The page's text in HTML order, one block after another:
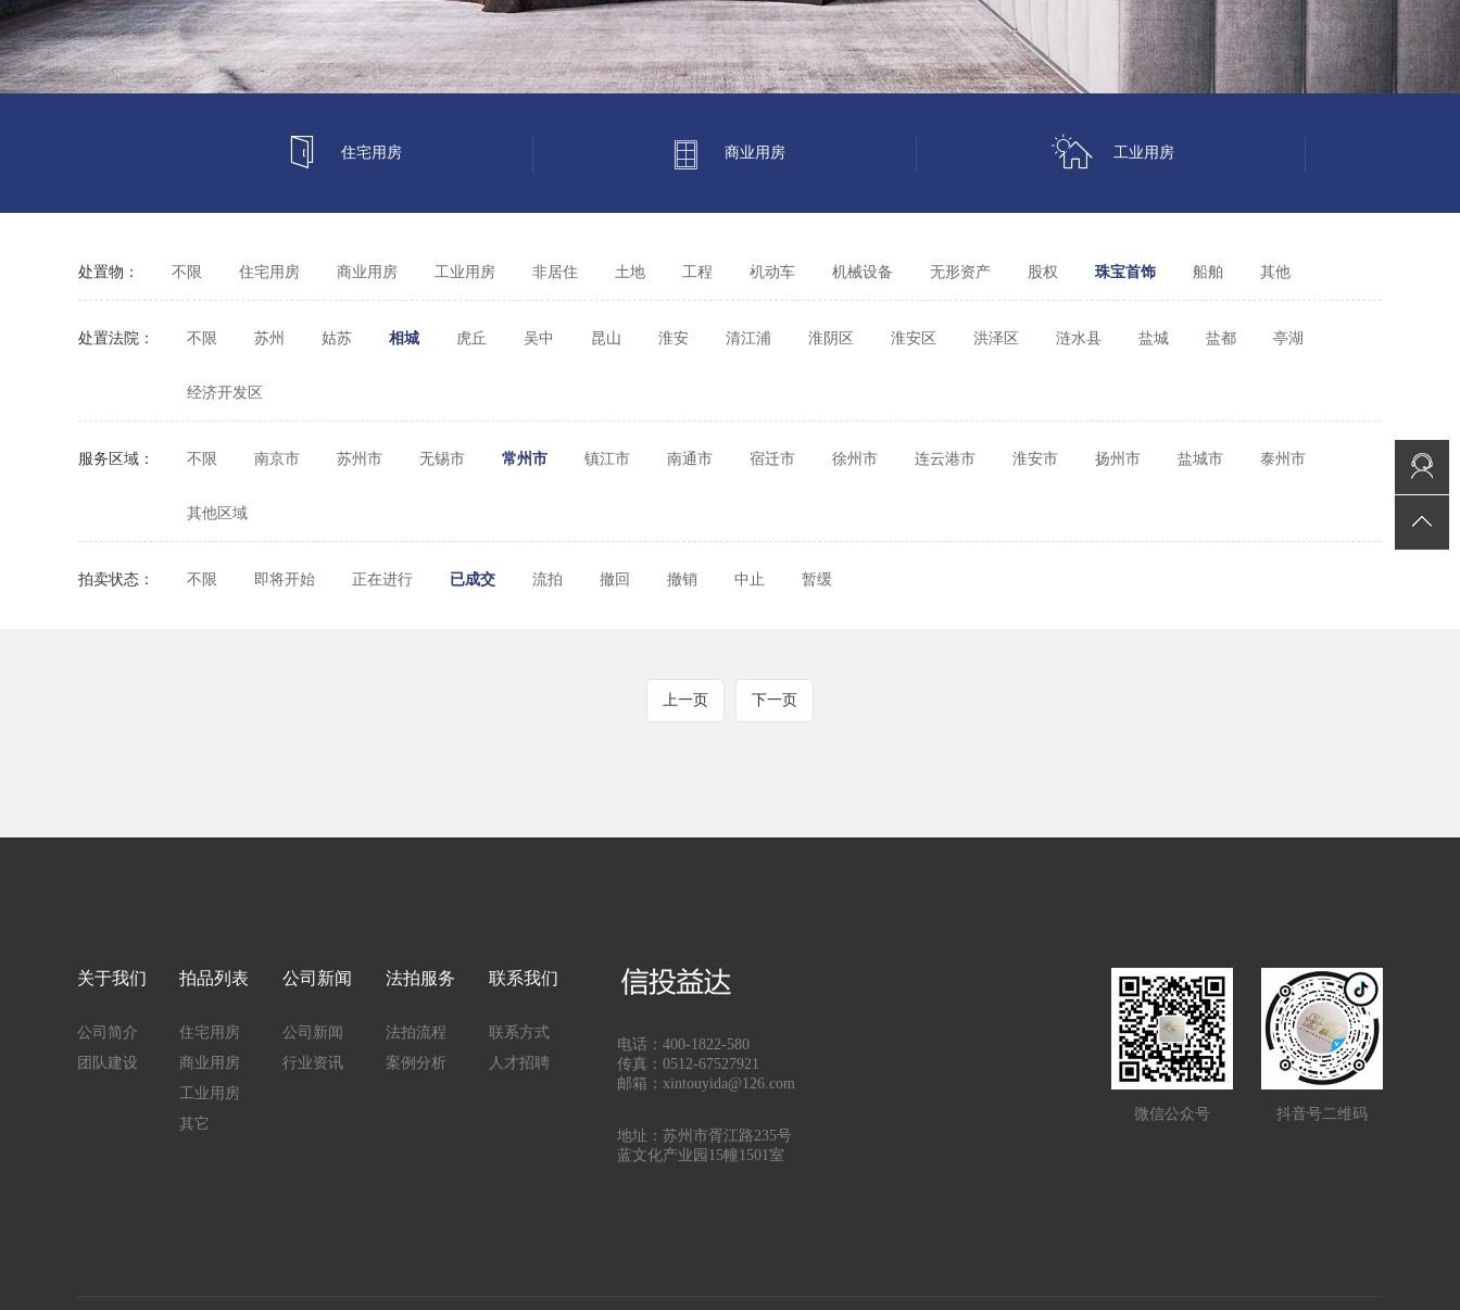
住宅用房 商业用房 工业用房
其它
处置物： 不限 住宅用房 商业用房 工业用房 非居住 土地 工程 机动车 机械设备 无形资产 股权 珠宝首饰 船舶 其他
处置法院： 不限 苏州 姑苏 相城 虎丘 吴中 昆山 淮安 清江浦 淮阴区 淮安区 洪泽区 涟水县 盐城 盐都 亭湖
经济开发区
服务区域： 不限 南京市 苏州市 无锡市 常州市 镇江市 南通市 宿迁市 徐州市 连云港市 淮安市 扬州市 盐城市 泰州市
其他区域
拍卖状态： 不限 即将开始 正在进行 已成交 流拍 撤回 撤销 中止 暂缓
上一页 下一页
关于我们
公司简介
团队建设
拍品列表
住宅用房
商业用房
工业用房
其它
公司新闻
公司新闻
行业资讯
法拍服务
法拍流程
案例分析
联系我们
联系方式
人才招聘
电话：400-1822-580
传真：0512-67527921
邮箱：xintouyida@126.com
地址：苏州市胥江路235号
蓝文化产业园15幢1501室
微信公众号 抖音号二维码
在线咨询
返回顶部